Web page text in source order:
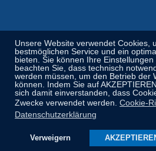
Unsere Website verwendet Cookies,
bestmöglichen Service und ein
bieten. Sie können Ihre
beachten Sie, dass technisch
werden müssen, um den Betrieb der
können. Indem Sie auf
sich damit einverstanden, dass
Zwecke verwendet werden. Cookie-
Datenschutzerklärung
Verweigern